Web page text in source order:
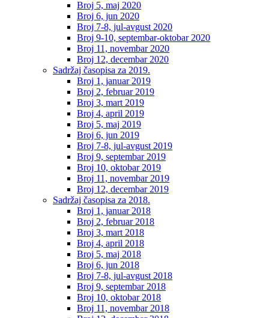
Broj 5, maj 2020
Broj 6, jun 2020
Broj 7-8, jul-avgust 2020
Broj 9-10, septembar-oktobar 2020
Broj 11, novembar 2020
Broj 12, decembar 2020
Sadržaj časopisa za 2019.
Broj 1, januar 2019
Broj 2, februar 2019
Broj 3, mart 2019
Broj 4, april 2019
Broj 5, maj 2019
Broj 6, jun 2019
Broj 7-8, jul-avgust 2019
Broj 9, septembar 2019
Broj 10, oktobar 2019
Broj 11, novembar 2019
Broj 12, decembar 2019
Sadržaj časopisa za 2018.
Broj 1, januar 2018
Broj 2, februar 2018
Broj 3, mart 2018
Broj 4, april 2018
Broj 5, maj 2018
Broj 6, jun 2018
Broj 7-8, jul-avgust 2018
Broj 9, septembar 2018
Broj 10, oktobar 2018
Broj 11, novembar 2018